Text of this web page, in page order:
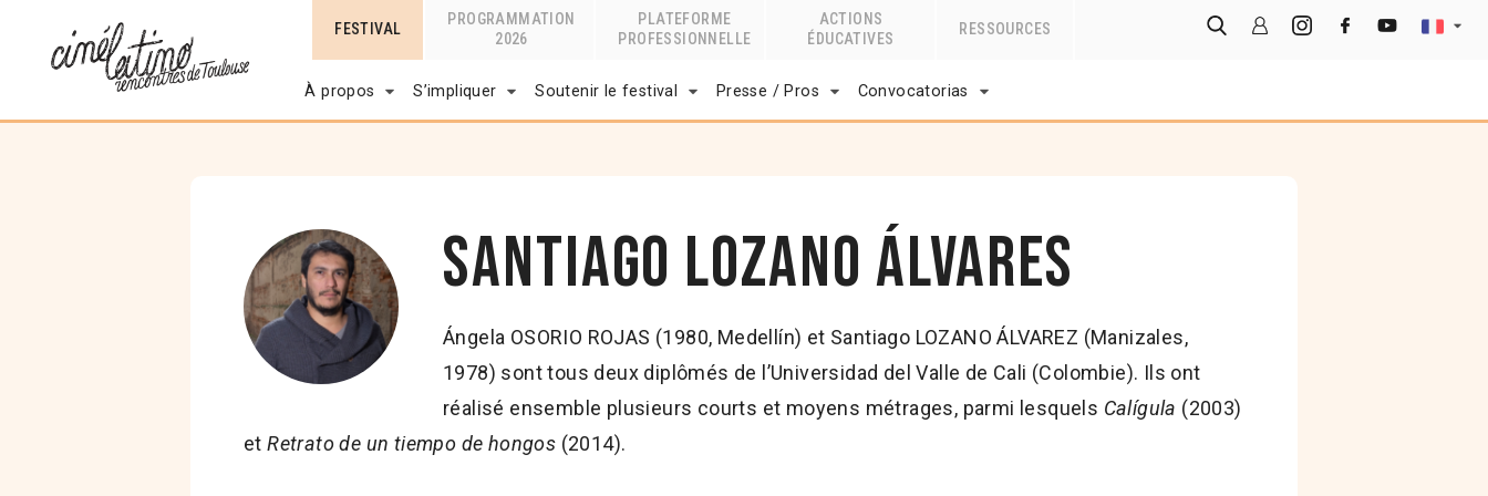
FESTIVAL
PROGRAMMATION
2026
PLATEFORME
PROFESSIONNELLE
ACTIONS
ÉDUCATIVES
RESSOURCES
À propos S’impliquer Soutenir le festival Presse / Pros Convocatorias
Santiago Lozano Álvares
Ángela OSORIO ROJAS (1980, Medellín) et Santiago LOZANO ÁLVAREZ (Manizales,
1978) sont tous deux diplômés de l’Universidad del Valle de Cali (Colombie). Ils ont
réalisé ensemble plusieurs courts et moyens métrages, parmi lesquels Calígula (2003)
etRetrato de un tiempo de hongos (2014).